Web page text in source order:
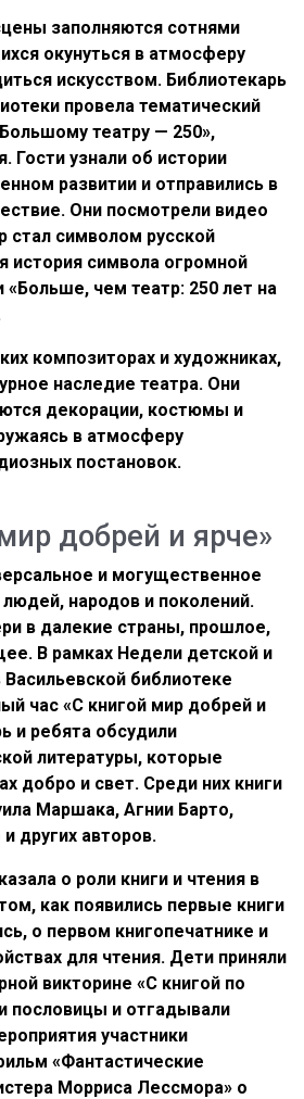
заполняются сотнями
окунуться в атмосферу
искусством. Библиотекарь
провела тематический
театру — 250»,
Гости узнали об истории
развитии и отправились в
Они посмотрели видео
стал символом русской
история символа огромной
«Больше, чем театр: 250 лет на
композиторах и художниках,
наследие театра. Они
декорации, костюмы и
в атмосферу
постановок.
добрей и ярче»
и могущественное
народов и поколений.
в далекие страны, прошлое,
В рамках Недели детской и
библиотеке
час «С книгой мир добрей и
и ребята обсудили
литературы, которые
добро и свет. Среди них книги
Маршака, Агнии Барто,
других авторов.
о роли книги и чтения в
как появились первые книги
о первом книгопечатнике и
для чтения. Дети приняли
викторине «С книгой по
пословицы и отгадывали
участники
«Фантастические
Морриса Лессмора» о